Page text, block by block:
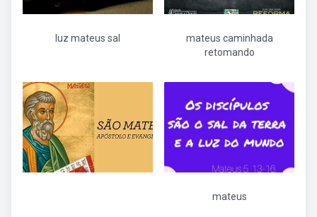
luz mateus sal
mateus caminhada
retomando
mateus